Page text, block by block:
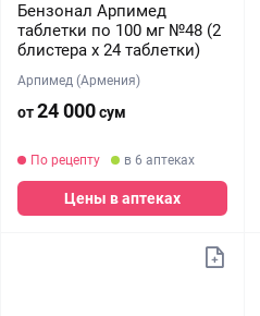
Бензонал Арпимед
таблетки по 100 мг №48 (2
блистера х 24 таблетки)
Арпимед (Армения)
от24 000сум
По рецепту в 6 аптеках
Цены в аптеках